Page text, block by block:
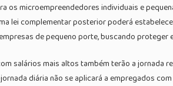
os microempreendedores individuais e
lei complementar posterior poderá
de pequeno porte, buscando proteger
salários mais altos também terão a jornada
diária não se aplicará a empregados